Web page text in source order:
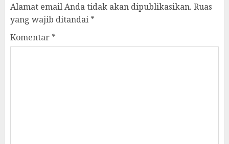
Alamat email Anda tidak akan dipublikasikan. Ruas
yang wajib ditandai *
Komentar *